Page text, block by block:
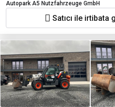
Autopark A5 Nutzfahrzeuge GmbH
Satıcı ile irtibata